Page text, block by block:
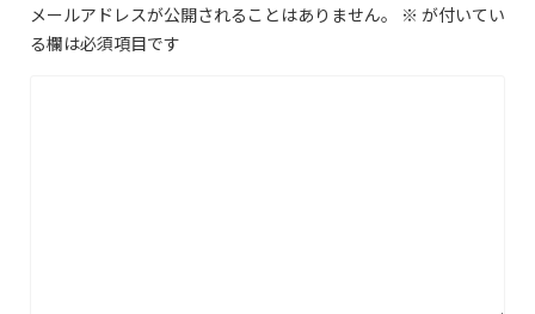
メールアドレスが公開されることはありません。 ※ が付いてい
る欄は必須項目です